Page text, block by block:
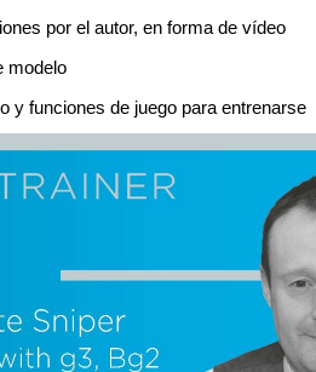
por el autor, en forma de vídeo
modelo
y funciones de juego para entrenarse